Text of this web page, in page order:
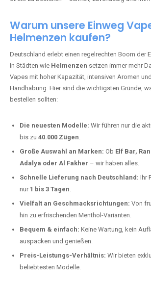
Warum unsere Einweg
Helmenzen kaufen?
Deutschland erlebt einen regelrechten Boom der
In Städten wie Helmenzen setzen immer mehr
Vapes mit hoher Kapazität, intensiven Aromen
Handhabung. Hier sind die wichtigsten Gründe,
bestellen sollten:
Die neuesten Modelle: Wir führen nur die
bis zu 40.000 Zügen.
Große Auswahl an Marken: Ob Elf Bar,
Adalya oder Al Fakher – wir haben alles.
Schnelle Lieferung nach Deutschland: Ihr
nur 1 bis 3 Tagen.
Vielfalt an Geschmacksrichtungen: Von
hin zu erfrischenden Menthol-Varianten.
Bequem & einfach: Keine Wartung, kein
auspacken und genießen.
Preis-Leistungs-Verhältnis: Wir bieten
beliebtesten Modelle.